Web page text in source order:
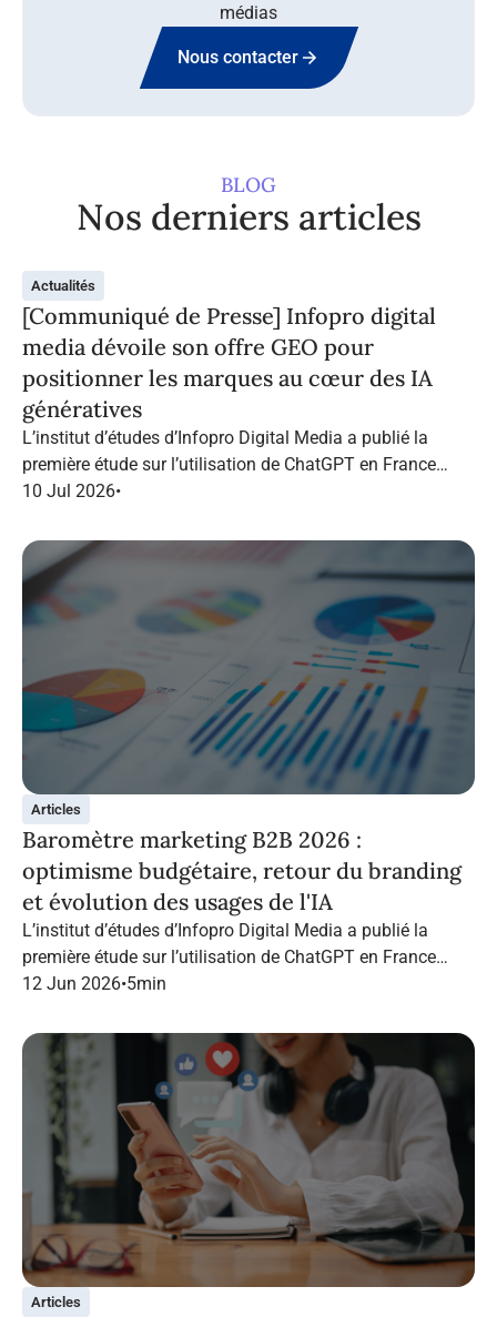
médias
Nous contacter
BLOG
Nos derniers articles
Actualités
[Communiqué de Presse] Infopro digital
media dévoile son offre GEO pour
positionner les marques au cœur des IA
génératives
L’institut d’études d’Infopro Digital Media a publié la
première étude sur l’utilisation de ChatGPT en France
dans le marketing B2B.
10 Jul 2026•
Articles
Baromètre marketing B2B 2026 :
optimisme budgétaire, retour du branding
et évolution des usages de l'IA
L’institut d’études d’Infopro Digital Media a publié la
première étude sur l’utilisation de ChatGPT en France
dans le marketing B2B.
12 Jun 2026•5min
Articles